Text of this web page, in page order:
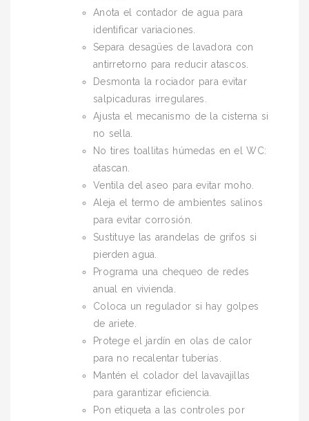
Anota el contador de agua para
identificar variaciones.
Separa desagües de lavadora con
antirretorno para reducir atascos.
Desmonta la rociador para evitar
salpicaduras irregulares.
Ajusta el mecanismo de la cisterna si
no sella.
No tires toallitas húmedas en el WC:
atascan.
Ventila del aseo para evitar moho.
Aleja el termo de ambientes salinos
para evitar corrosión.
Sustituye las arandelas de grifos si
pierden agua.
Programa una chequeo de redes
anual en vivienda.
Coloca un regulador si hay golpes
de ariete.
Protege el jardín en olas de calor
para no recalentar tuberías.
Mantén el colador del lavavajillas
para garantizar eficiencia.
Pon etiqueta a las controles por